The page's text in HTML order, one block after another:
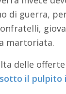
di guerra,
martoriata.
delle
il pulpito